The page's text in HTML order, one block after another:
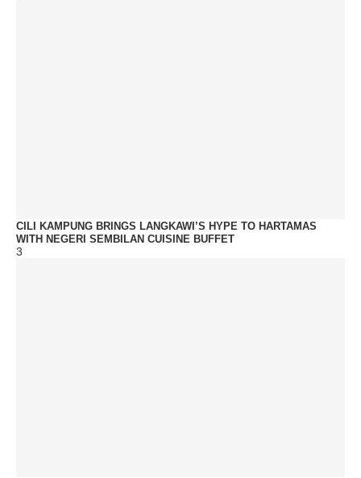
CILI KAMPUNG BRINGS LANGKAWI’S HYPE TO HARTAMAS
WITH NEGERI SEMBILAN CUISINE BUFFET
3